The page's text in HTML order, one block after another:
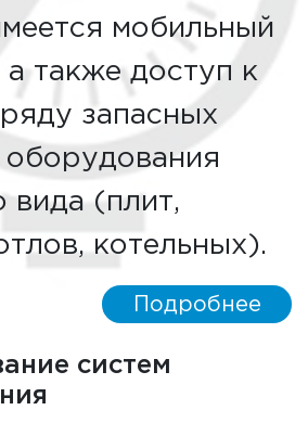
мобильный
а также доступ к
запасных
оборудования
вида (плит,
котельных).
Подробнее
систем